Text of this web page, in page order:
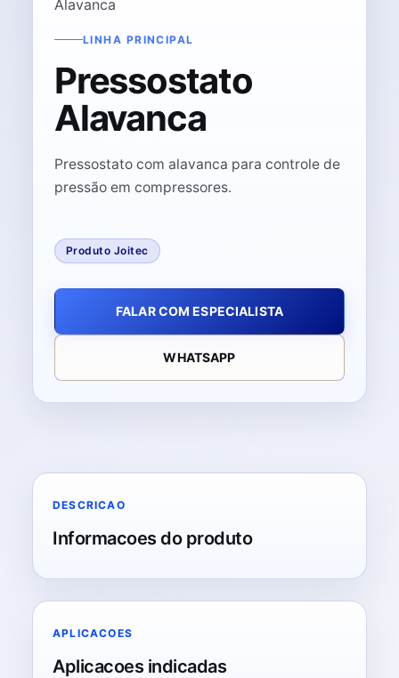
Alavanca
LINHA PRINCIPAL
Pressostato
Alavanca
Pressostato com alavanca para controle de
pressão em compressores.
Produto Joitec
FALAR COM ESPECIALISTA
WHATSAPP
DESCRICAO
Informacoes do produto
APLICACOES
Aplicacoes indicadas